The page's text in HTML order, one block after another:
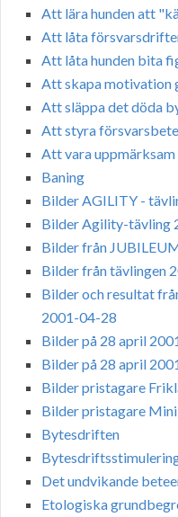
Att lära hunden att
Att låta
Att låta hunden bita
Att skapa motivation
Att släppa det döda
Att styra
Att vara
Baning
Bilder AGILITY -
Bilder Agility-tävling
Bilder från
Bilder från tävlingen
Bilder och resultat
2001-04-28
Bilder på 28 april
Bilder på 28 april
Bilder pristagare
Bilder pristagare
Bytesdriften
Det undvikande
Etologiska